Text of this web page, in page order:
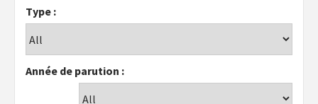
Type :
Année de parution :